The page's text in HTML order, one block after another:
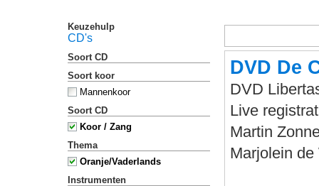
Keuzehulp
CD's
Soort CD
Soort koor
Mannenkoor
Soort CD
Koor / Zang
Thema
Oranje/Vaderlands
Instrumenten
DVD De
DVD
Live
Martin
Marjolein